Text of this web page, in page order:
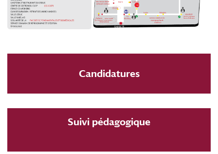
Candidatures
Suivi pédagogique